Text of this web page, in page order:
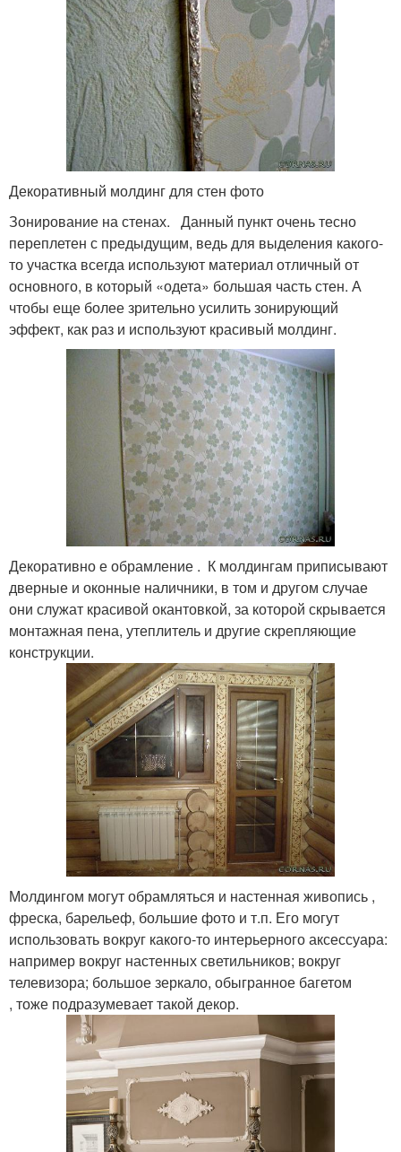
Декоративный молдинг для стен фото
Зонирование на стенах. Данный пункт очень тесно
переплетен с предыдущим, ведь для выделения какого-
то участка всегда используют материал отличный от
основного, в который «одета» большая часть стен. А
чтобы еще более зрительно усилить зонирующий
эффект, как раз и используют красивый молдинг.
Декоративно е обрамление . К молдингам приписывают
дверные и оконные наличники, в том и другом случае
они служат красивой окантовкой, за которой скрывается
монтажная пена, утеплитель и другие скрепляющие
конструкции.
Молдингом могут обрамляться и настенная живопись ,
фреска, барельеф, большие фото и т.п. Его могут
использовать вокруг какого-то интерьерного аксессуара:
например вокруг настенных светильников; вокруг
телевизора; большое зеркало, обыгранное багетом
, тоже подразумевает такой декор.